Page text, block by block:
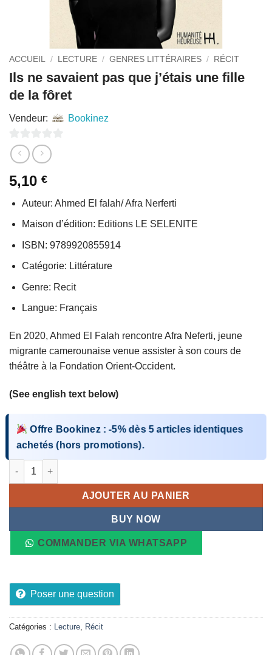
ACCUEIL / LECTURE / GENRES LITTÉRAIRES / RÉCIT
Ils ne savaient pas que j’étais une fille
de la fôret
Vendeur: Bookinez
0
sur
5
5,10 €
Auteur: Ahmed El falah/ Afra Nerferti
Maison d’édition: Editions LE SELENITE
ISBN: 9789920855914
Catégorie: Littérature
Genre: Recit
Langue: Français
En 2020, Ahmed El Falah rencontre Afra Neferti, jeune
migrante camerounaise venue assister à son cours de
théâtre à la Fondation Orient-Occident.
(See english text below)
Offre Bookinez :-5% dès 5 articles identiques
achetés (hors promotions).
quantité de Ils ne savaient pas que j'étais une fille de la fôret
AJOUTER AU PANIER
BUY NOW
COMMANDER VIA WHATSAPP
Poser une question
Catégories : Lecture, Récit